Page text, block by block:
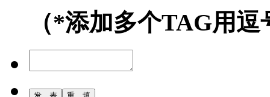
（*添加多个TAG用